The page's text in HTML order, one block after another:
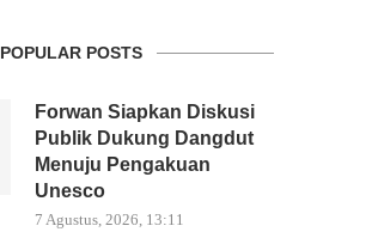
POPULAR POSTS
Forwan Siapkan Diskusi
Publik Dukung Dangdut
Menuju Pengakuan
Unesco
7 Agustus, 2026, 13:11